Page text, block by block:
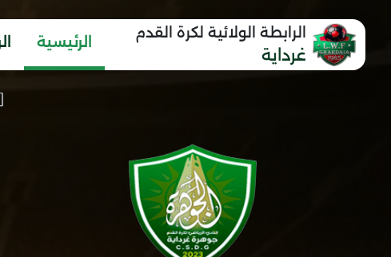
الرابطة الولائية لكرة القدم
غرداية
الرئيسية